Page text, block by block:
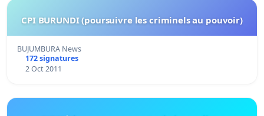
CPI BURUNDI (poursuivre les criminels au pouvoir)
BUJUMBURA News
172 signatures
2 Oct 2011